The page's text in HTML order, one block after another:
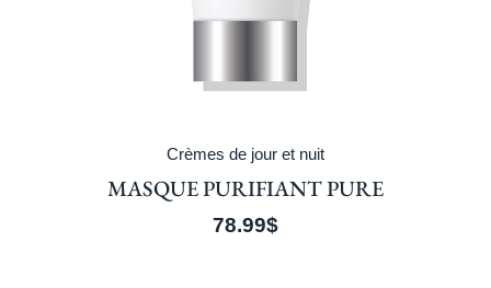
Crèmes de jour et nuit
MASQUE PURIFIANT PURE
78.99$